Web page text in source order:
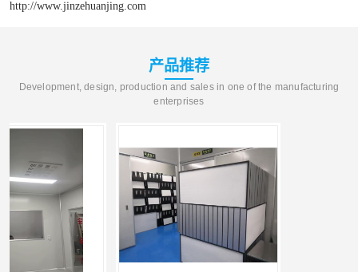
http://www.jinzehuanjing.com
产品推荐
Development, design, production and sales in one of the manufacturing
enterprises